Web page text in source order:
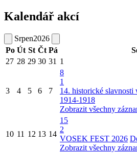
Kalendář akcí
Srpen2026
Po Út St Čt Pá
27 28 29 30 31 1
3 4 5 6 7
8
1
14. historické
1914-1918
Zobrazit všechny
10 11 12 13 14
15
2
VOSEK FEST 2026
Zobrazit všechny